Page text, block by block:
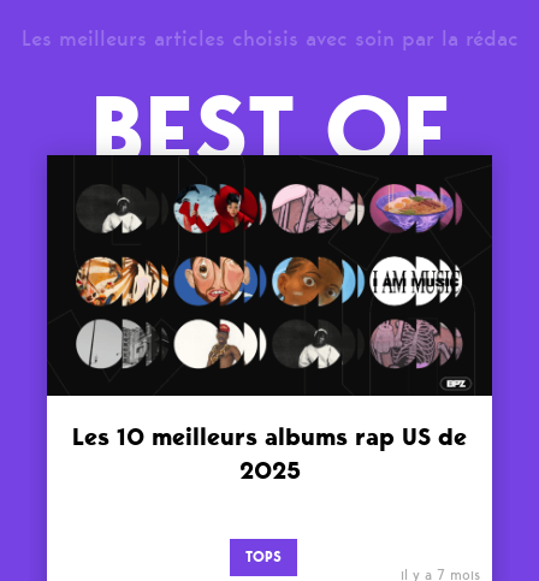
Les meilleurs articles choisis avec soin par la rédac
BEST OF
Les 10 meilleurs albums rap US de
2025
TOPS
il y a 7 mois